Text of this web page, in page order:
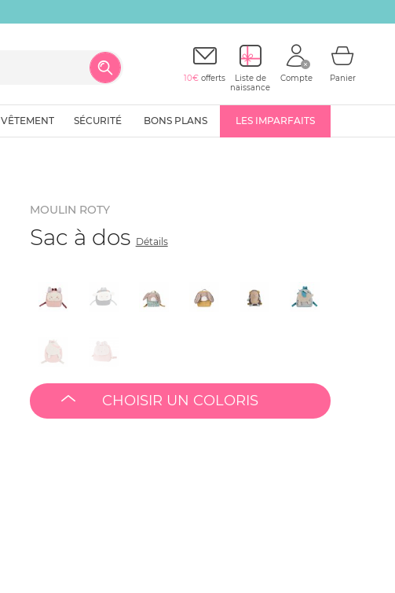
10€ offerts
Liste de
naissance
Compte Panier
VÊTEMENT SÉCURITÉ BONS PLANS LES IMPARFAITS
MOULIN ROTY
Sac à dos Détails
CHOISIR UN COLORIS